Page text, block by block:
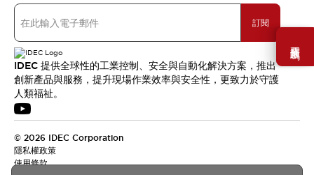
需要幫助嗎？
訂閱
IDEC 提供全球性的工業控制、安全與自動化解決方案，推出
創新產品與服務，提升現場作業效率與安全性，更致力於守護
人類福祉。
© 2026 IDEC Corporation
隱私權政策
使用條款